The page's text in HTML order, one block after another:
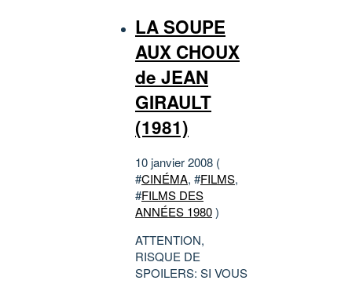
LA SOUPE
AUX CHOUX
de JEAN
GIRAULT
(1981)
10 janvier 2008 (
#CINÉMA, #FILMS,
#FILMS DES
ANNÉES 1980)
ATTENTION,
RISQUE DE
SPOILERS: SI VOUS